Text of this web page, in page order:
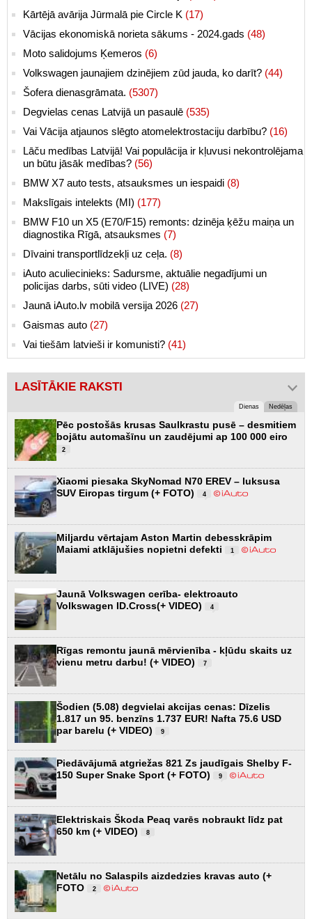
Kārtējā avārija Jūrmalā pie Circle K (17)
Vācijas ekonomiskā norieta sākums - 2024.gads (48)
Moto salidojums Ķemeros (6)
Volkswagen jaunajiem dzinējiem zūd jauda, ko darīt? (44)
Šofera dienasgrāmata. (5307)
Degvielas cenas Latvijā un pasaulē (535)
Vai Vācija atjaunos slēgto atomelektrostaciju darbību? (16)
Lāču medības Latvijā! Vai populācija ir kļuvusi nekontrolējama
un būtu jāsāk medības? (56)
BMW X7 auto tests, atsauksmes un iespaidi (8)
Makslīgais intelekts (MI) (177)
BMW F10 un X5 (E70/F15) remonts: dzinēja ķēžu maiņa un
diagnostika Rīgā, atsauksmes (7)
Dīvaini transportlīdzekļi uz ceļa. (8)
iAuto aculiecinieks: Sadursme, aktuālie negadījumi un
policijas darbs, sūti video (LIVE) (28)
Jaunā iAuto.lv mobilā versija 2026 (27)
Gaismas auto (27)
Vai tiešām latvieši ir komunisti? (41)
LASĪTĀKIE RAKSTI
Dienas Nedēļas
Pēc postošās krusas Saulkrastu pusē – desmitiem
bojātu automašīnu un zaudējumi ap 100 000 eiro
2
Xiaomi piesaka SkyNomad N70 EREV – luksusa
SUV Eiropas tirgum (+ FOTO)
4
Miljardu vērtajam Aston Martin debesskrāpim
Maiami atklājušies nopietni defekti
1
Jaunā Volkswagen cerība- elektroauto
Volkswagen ID.Cross(+ VIDEO)
4
Rīgas remontu jaunā mērvienība - kļūdu skaits uz
vienu metru darbu! (+ VIDEO)
7
Šodien (5.08) degvielai akcijas cenas: Dīzelis
1.817 un 95. benzīns 1.737 EUR! Nafta 75.6 USD
par barelu (+ VIDEO)
9
Piedāvājumā atgriežas 821 Zs jaudīgais Shelby F-
150 Super Snake Sport (+ FOTO)
9
Elektriskais Škoda Peaq varēs nobraukt līdz pat
650 km (+ VIDEO)
8
Netālu no Salaspils aizdedzies kravas auto (+
FOTO
2